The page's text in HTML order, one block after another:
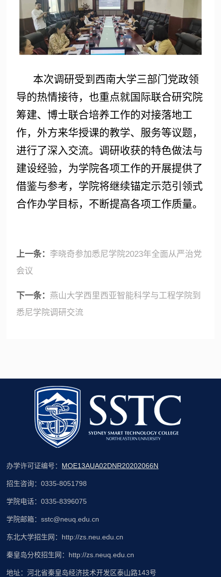
本次调研受到西南大学三部门党政领
导的热情接待，也重点就国际联合研究院
筹建、博士联合培养工作的对接落地工
作，外方来华授课的教学、服务等议题，
进行了深入交流。调研收获的特色做法与
建设经验，为学院各项工作的开展提供了
借鉴与参考，学院将继续锚定示范引领式
合作办学目标，不断提高各项工作质量。
上一条： 李晓奇参加悉尼学院2023年全面从严治党
会议
下一条： 燕山大学西里西亚智能科学与工程学院到
悉尼学院调研交流
办学许可证编号： MOE13AUA02DNR20202066N
招生咨询：0335-8051798
学院电话：0335-8396075
学院邮箱：sstc@neuq.edu.cn
东北大学招生网：http://zs.neu.edu.cn
秦皇岛分校招生网：http://zs.neuq.edu.cn
地址：河北省秦皇岛经济技术开发区泰山路143号